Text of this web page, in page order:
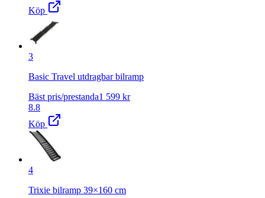
Köp
3
Basic Travel utdragbar bilramp
Bäst pris/prestanda1 599 kr
8.8
Köp
4
Trixie bilramp 39×160 cm